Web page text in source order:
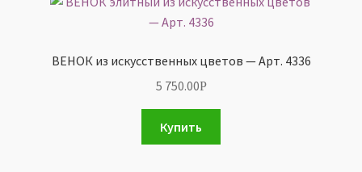
ВЕНОК из искусственных цветов — Арт. 4336
5 750.00Р
Купить